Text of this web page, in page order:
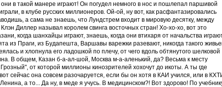
в такой манере играют! Он погудел немного в нос и пошлепал паршивой
в клубе русских миллионеров. Ой-ой, ну вот, как расфантазировались
а сама не знаешь, что Лундстрем входит в мировую десятку, между
Диллер называл королем свинга восточных стран! Хо-хо-хо, вот это
когда шанхайцы играют, знаешь, когда они втихаря от начальства
из Праги, из Будапешта, Варшавы варежки разевают, никогда такого
и хлопнула его ладошкой по плечу, от чего вдоль обтянутого шелковой
В общем, Казан б-а-ал-шой, Москва м-а-аленький, да? Весьма к месту
от которой миллионы кинозрителей хохочут до икоты. А ты где
сейчас она совсем разочаруется, если бы он хотя в КАИ учился, или в
а то... Да ну, в меде я учусь. В медицинском?! Вот здорово! По